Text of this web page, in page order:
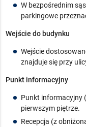
W bezpośrednim
parkingowe
Wejście do budynku
Wejście
znajduje się przy
Punkt informacyjny
Punkt informacyjny
pierwszym piętrze.
Recepcja (z